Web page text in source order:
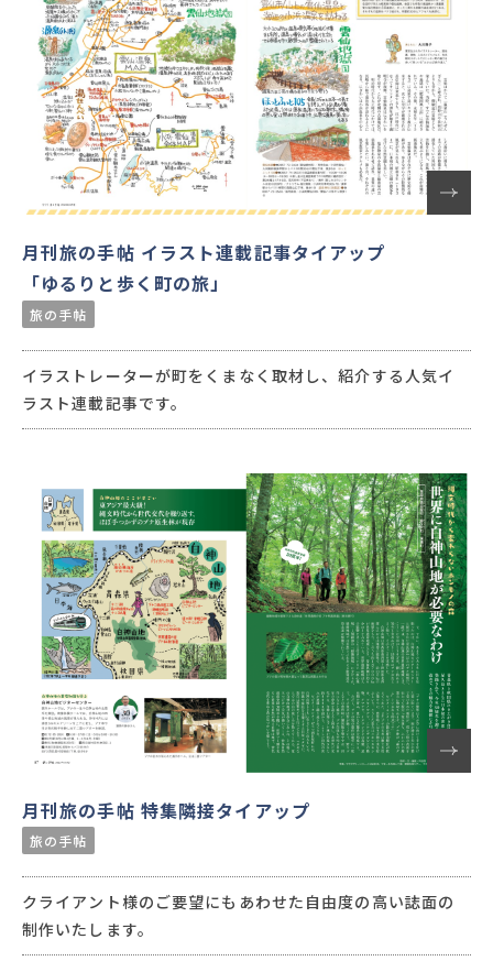
月刊旅の手帖 イラスト連載記事タイアップ
「ゆるりと歩く町の旅」
旅の手帖
イラストレーターが町をくまなく取材し、紹介する人気イ
ラスト連載記事です。
月刊旅の手帖 特集隣接タイアップ
旅の手帖
クライアント様のご要望にもあわせた自由度の高い誌面の
制作いたします。